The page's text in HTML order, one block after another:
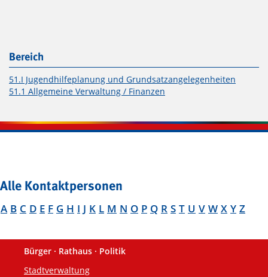
Bereich
51.I Jugendhilfeplanung und Grundsatzangelegenheiten
51.1 Allgemeine Verwaltung / Finanzen
Alle Kontaktpersonen
A B C D E F G H I J K L M N O P Q R S T U V W X Y Z
Fußzeile
Bürger · Rathaus · Politik
Stadtverwaltung